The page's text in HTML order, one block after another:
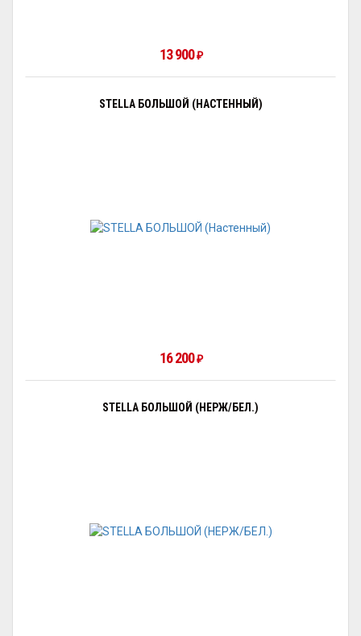
13 900₽
STELLA БОЛЬШОЙ (НАСТЕННЫЙ)
16 200₽
STELLA БОЛЬШОЙ (НЕРЖ/БЕЛ.)